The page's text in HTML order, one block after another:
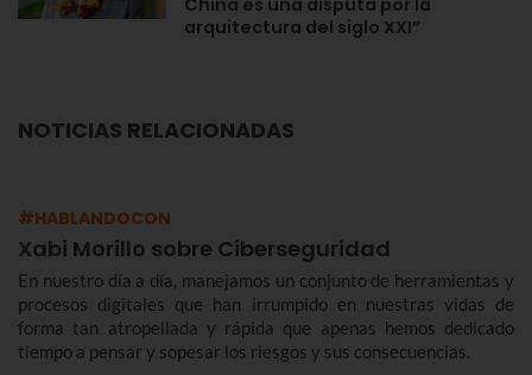
China es una disputa por la
arquitectura del siglo XXI”
NOTICIAS RELACIONADAS
#HABLANDOCON
Xabi Morillo sobre Ciberseguridad
En nuestro día a día, manejamos un conjunto de herramientas y
procesos digitales que han irrumpido en nuestras vidas de
forma tan atropellada y rápida que apenas hemos dedicado
tiempo a pensar y sopesar los riesgos y sus consecuencias.